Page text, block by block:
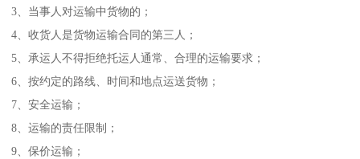
3、当事人对运输中货物的；
4、收货人是货物运输合同的第三人；
5、承运人不得拒绝托运人通常、合理的运输要求；
6、按约定的路线、时间和地点运送货物；
7、安全运输；
8、运输的责任限制；
9、保价运输；